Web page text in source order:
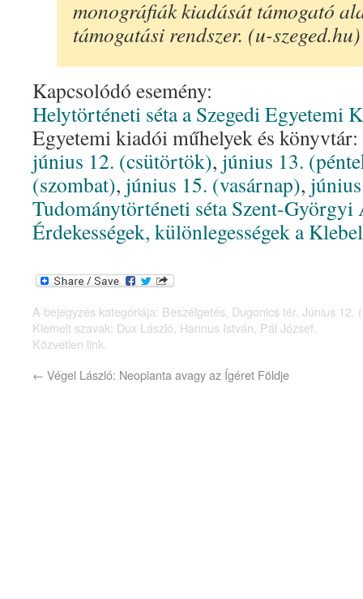
monográfiák kiadását támogató
támogatási rendszer. (u-szeged.hu)
Kapcsolódó esemény:
Helytörténeti séta a Szegedi Egyetemi
Egyetemi kiadói műhelyek és könyvtár:
június 12. (csütörtök), június 13.
(szombat), június 15. (vasárnap),
Tudománytörténeti séta Szent-Györgyi
Érdekességek, különlegességek a
A bejegyzés kategóriája: Beszélgetés, Dugonics tér, Június 12.
Kiemelt szavak: Dux László, Hannus István, Pál József.
Közvetlen link.
← Végel László: Neoplanta avagy az Ígéret Földje